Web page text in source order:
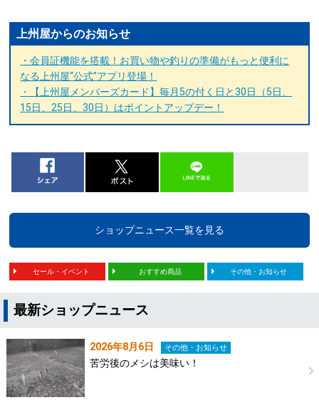
上州屋からのお知らせ
・会員証機能を搭載！お買い物や釣りの準備がもっと便利に
なる上州屋“公式”アプリ登場！
・【上州屋メンバーズカード】毎月5の付く日と30日（5日、
15日、25日、30日）はポイントアップデー！
ショップニュース一覧を見る
セール・イベント おすすめ商品 その他・お知らせ
最新ショップニュース
2026年8月6日 その他・お知らせ
苦労後のメシは美味い！